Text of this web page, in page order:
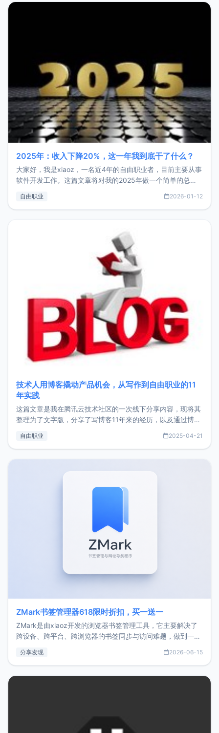
2025年：收入下降20%，这一年我到底干了什么？
大家好，我是xiaoz，一名近4年的自由职业者，目前主要从事
软件开发工作。这篇文章将对我的2025年做一个简单的总
收入下降20%，但却过得很充实，2026年不求突破，但求保
自由职业 2026-01-12
技术人用博客撬动产品机会，从写作到自由职业的11
年实践
这篇文章是我在腾讯云技术社区的一次线下分享内容，现将其
整理为了文字版，分享了写博客11年来的经历，以及通过博客
了我的首个产品ImgURL的真实数据和产品现状。自我介绍大
自由职业 2025-04-21
ZMark书签管理器618限时折扣，买一送一
ZMark是由xiaoz开发的浏览器书签管理工具，它主要解决了
跨设备、跨平台、跨浏览器的书签同步与访问难题，做到一处
用，让管理更高效。ZMark官网地址：
分享发现 2026-06-15